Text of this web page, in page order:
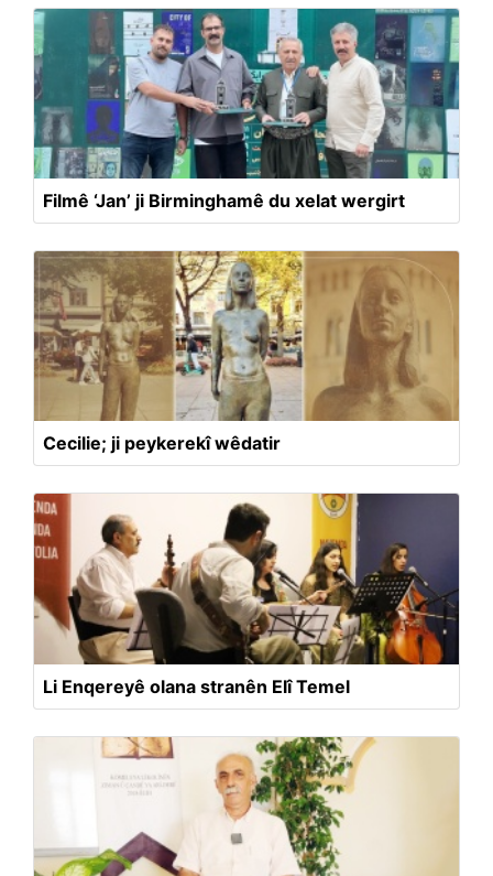
Filmê ‘Jan’ ji Birminghamê du xelat wergirt
Cecilie; ji peykerekî wêdatir
Li Enqereyê olana stranên Elî Temel